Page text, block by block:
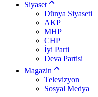
Siyaset
Dünya Siyaseti
AKP
MHP
CHP
İyi Parti
Deva Partisi
Magazin
Televizyon
Sosyal Medya